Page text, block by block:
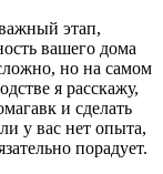
этап,
вашего дома
но на самом
я расскажу,
и сделать
у вас нет опыта,
порадует.